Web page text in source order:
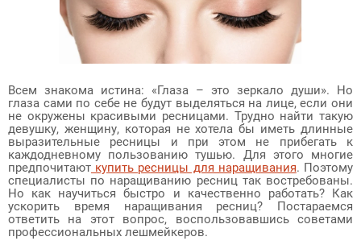
Всем знакома истина: «Глаза – это зеркало души». Но
глаза сами по себе не будут выделяться на лице, если они
не окружены красивыми ресницами. Трудно найти такую
девушку, женщину, которая не хотела бы иметь длинные
выразительные ресницы и при этом не прибегать к
каждодневному пользованию тушью. Для этого многие
предпочитают купить ресницы для наращивания. Поэтому
специалисты по наращиванию ресниц так востребованы.
Но как научиться быстро и качественно работать? Как
ускорить время наращивания ресниц? Постараемся
ответить на этот вопрос, воспользовавшись советами
профессиональных лешмейкеров.